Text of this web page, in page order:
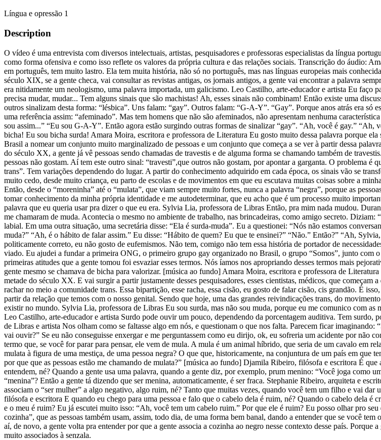
Língua e opressão 1
Description
O vídeo é uma entrevista com diversos intelectuais, artistas, pesquisadores e professoras especialistas da língua
como forma ofensiva e como isso reflete os valores da própria cultura e das relações sociais. Transcrição do áudio:
em português, tem muito lastro. Ela tem muita história, não só no português, mas nas línguas europeias mais
século XIX, se a gente checa, vai consultar as revistas antigas, os jornais antigos, a gente vai encontrar a palavra
era nitidamente um neologismo, uma palavra importada, um galicismo. Leo Castilho, arte-educador e artista Eu
precisa mudar, mudar... Tem alguns sinais que são machistas! Ah, esses sinais não combinam! Então existe uma
outros sinalizam desta forma: “lésbica”. Uns falam: “gay”. Outros falam: “G-A-Y”. “Gay”. Porque anos atrás era só
uma referência assim: “afeminado”. Mas tem homens que não são afeminados, não apresentam nenhuma
sou assim...” “Eu sou G-A-Y”. Então agora estão surgindo outras formas de sinalizar “gay”. “Ah, você é gay.”
bicha! Eu sou bicha surda! Amara Moira, escritora e professora de Literatura Eu gosto muito dessa palavra porque
Brasil a nomear um conjunto muito marginalizado de pessoas e um conjunto que começa a se ver à partir dessa
do século XX, a gente já vê pessoas sendo chamadas de travestis e de alguma forma se chamando também de
pessoas não gostam. Aí tem este outro sinal: “travesti”,que outros não gostam, por apontar a garganta. O problema é
trans”. Tem variações dependendo do lugar. A partir do conhecimento adquirido em cada época, os sinais vão se
muito cedo, desde muito criança, eu parto de escolas e de movimentos em que eu escutava muitas coisas sobre a
Então, desde o “moreninha” até o “mulata”, que viam sempre muito fortes, nunca a palavra “negra”, porque as
tomar conhecimento da minha própria identidade e me autodeterminar, que eu acho que é um processo muito
palavra que eu queria usar pra dizer o que eu era. Sylvia Lia, professora de Libras Então, pra mim nada mudou.
me chamaram de muda. Acontecia o mesmo no ambiente de trabalho, nas brincadeiras, como amigo secreto.
labial. Em uma outra situação, uma secretária disse: “Ela é surda-muda”. Eu a questionei: “Nós não estamos
muda?” “Ah, é o hábito de falar assim.” Eu disse: “Hábito de quem? Eu que te ensinei?” “Não.” Então?” “Ah,
politicamente correto, eu não gosto de eufemismos. Não tem, comigo não tem essa história de portador de
viado. Eu ajudei a fundar a primeira ONG, o primeiro grupo gay organizado no Brasil, o grupo “Somos”, junto com
primeiras atitudes que a gente tomou foi esvaziar esses termos. Nós íamos nos apropriando desses termos mais
gente mesmo se chamava de bicha para valorizar. [música ao fundo] Amara Moira, escritora e professora de
metade do século XX. E vai surgir a partir justamente desses pesquisadores, esses cientistas, médicos, que
rachar no meio a comunidade trans. Essa bipartição, esse racha, essa cisão, eu gosto de falar cisão, cis grandão. É
partir da relação que temos com o nosso genital. Sendo que hoje, uma das grandes reivindicações trans, do
existir no mundo. Sylvia Lia, professora de Libras Eu sou surda, mas não sou muda, porque eu me comunico com as
Leo Castilho, arte-educador e artista Surdo pode ouvir um pouco, dependendo da porcentagem auditiva. Tem surdo,
de Libras e artista Nos olham como se faltasse algo em nós, e questionam o que nos falta. Parecem ficar
vai ouvir?” Se eu não conseguisse enxergar e me perguntassem como eu dirijo, ok, eu sofreria um acidente por não
termo que, se você for parar para pensar, ele vem de mula. A mula é um animal híbrido, que seria de um cavalo em
mulata à figura de uma mestiça, de uma pessoa negra? O que que, historicamente, na conjuntura de um país em que
por que que as pessoas estão me chamando de mulata?” [música ao fundo] Djamila Ribeiro, filósofa e escritora É
entendem, né? Quando a gente usa uma palavra, quando a gente diz, por exemplo, prum menino: “Você joga como
“menina”? Então a gente tá dizendo que ser menina, automaticamente, é ser fraca. Stephanie Ribeiro, arquiteta e
associam o “ser mulher” a algo negativo, algo ruim, né? Tanto que muitas vezes, quando você tem um filho e vai
filósofa e escritora E quando eu chego para uma pessoa e falo que o cabelo dela é ruim, né? Quando o cabelo dela
e o meu é ruim? Eu já escutei muito isso: “Ah, você tem um cabelo ruim.” Por que ele é ruim? Eu posso olhar pro
cozinha”, que as pessoas também usam, assim, todo dia, de uma forma bem banal, dando a entender que se você
aí, de novo, a gente volta pra entender por que a gente associa a cozinha ao negro nesse contexto desse país.
muito associados à senzala.